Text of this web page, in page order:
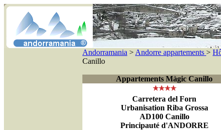
Andorramania > Andorre appartements >
Canillo
Appartements Màgic Canillo
Carretera del Forn
Urbanisation Riba Grossa
AD100 Canillo
Principauté d'ANDORRE